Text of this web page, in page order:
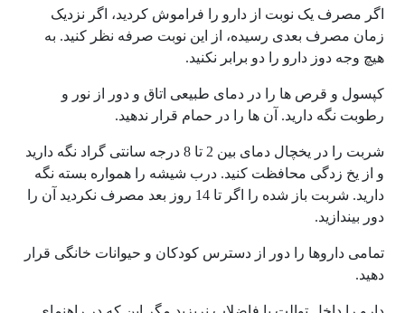
اگر مصرف یک نوبت از دارو را فراموش کردید، اگر نزدیک
زمان مصرف بعدی رسیده، از این نوبت صرفه نظر کنید. به
هیچ وجه دوز دارو را دو برابر نکنید.
کپسول و قرص ها را در دمای طبیعی اتاق و دور از نور و
رطوبت نگه دارید. آن ها را در حمام قرار ندهید.
شربت را در یخچال دمای بین 2 تا 8 درجه سانتی گراد نگه دارید
و از یخ زدگی محافظت کنید. درب شیشه را همواره بسته نگه
دارید. شربت باز شده را اگر تا 14 روز بعد مصرف نکردید آن را
دور بیندازید.
تمامی داروها را دور از دسترس کودکان و حیوانات خانگی قرار
دهید.